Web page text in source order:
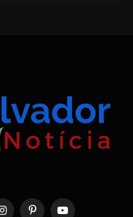
InstagramPinterestYouTube